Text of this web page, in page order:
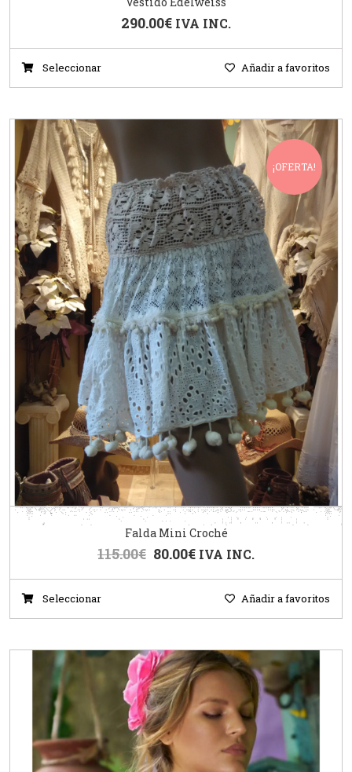
290.00€ IVA INC.
Seleccionar Añadir a favoritos
¡OFERTA!
Falda Mini Croché
115.00€ 80.00€ IVA INC.
Seleccionar Añadir a favoritos